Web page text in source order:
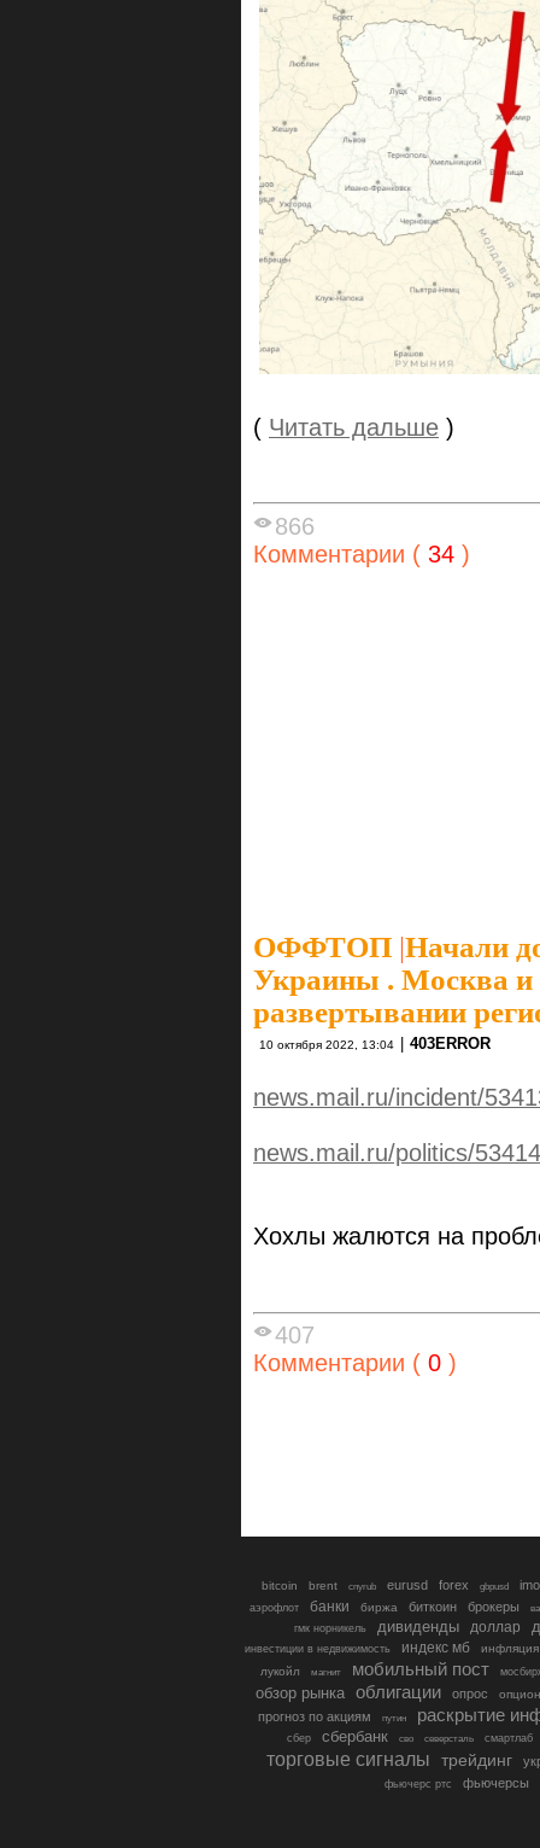
( Читать дальше )
866
Комментарии ( 34 )
ОФФТОП |Начали
Украины . Москва и
развертывании
10 октября 2022, 13:04 403ERROR
news.mail.ru/incident/
news.mail.ru/politics/
Хохлы жалются на
407
Комментарии ( 0 )
bitcoin brent cnyrub eurusd forex gbpusd
аэрофлот банки биржа биткоин брокеры
гмк норникель
дивиденды доллар
инвестиции в недвижимость индекс мб
инфляция
лукойл
магнит мобильный пост
обзор рынка облигации опрос
прогноз по акциям путин раскрытие
сбер сбербанк сво северсталь смартлаб
торговые сигналы трейдинг
фьючерс ртс фьючерсы